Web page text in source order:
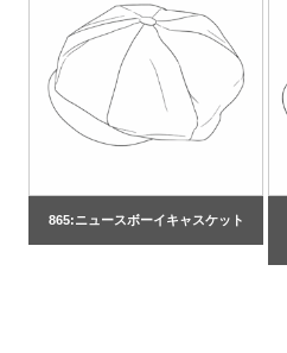
865:ニュースボーイキャスケット